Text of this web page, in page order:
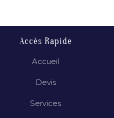
Accès Rapide
Accueil
Devis
Services